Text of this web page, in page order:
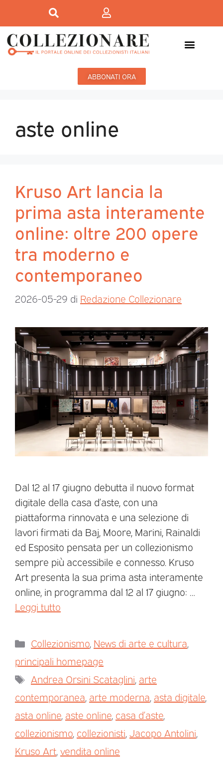
ABBONATI ORA
aste online
Kruso Art lancia la
prima asta interamente
online: oltre 200 opere
tra moderno e
contemporaneo
2026-05-29 di Redazione Collezionare
Dal 12 al 17 giugno debutta il nuovo format
digitale della casa d’aste, con una
piattaforma rinnovata e una selezione di
lavori firmati da Baj, Moore, Marini, Rainaldi
ed Esposito pensata per un collezionismo
sempre più accessibile e connesso. Kruso
Art presenta la sua prima asta interamente
online, in programma dal 12 al 17 giugno: …
Leggi tutto
Collezionismo News di arte e cultura
principali homepage
Andrea Orsini Scataglini arte
contemporanea arte moderna asta digitale
asta online aste online casa d’aste
collezionismo collezionisti Jacopo Antolini
Kruso Art vendita online